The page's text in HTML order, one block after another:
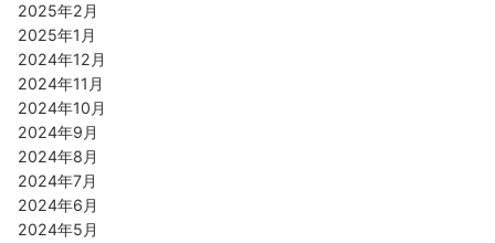
2025年2月
2025年1月
2024年12月
2024年11月
2024年10月
2024年9月
2024年8月
2024年7月
2024年6月
2024年5月